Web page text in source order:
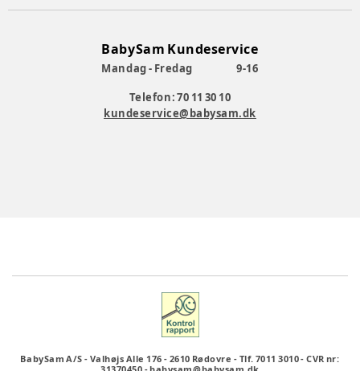
BabySam Kundeservice
Mandag - Fredag
9-16
Telefon: 70 11 30 10
kundeservice@babysam.dk
BabySam A/S - Valhøjs Alle 176 - 2610 Rødovre - Tlf. 7011 3010-CVR nr: